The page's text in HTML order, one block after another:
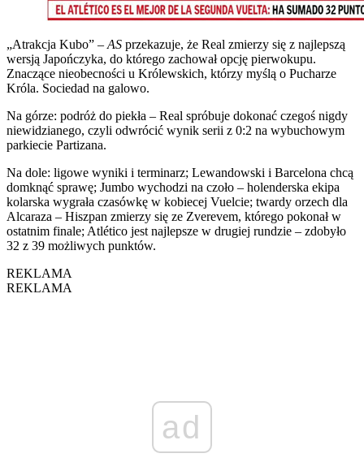
„Atrakcja Kubo” – AS przekazuje, że Real zmierzy się z najlepszą
wersją Japończyka, do którego zachował opcję pierwokupu.
Znaczące nieobecności u Królewskich, którzy myślą o Pucharze
Króla. Sociedad na galowo.
Na górze: podróż do piekła – Real spróbuje dokonać czegoś nigdy
niewidzianego, czyli odwrócić wynik serii z 0:2 na wybuchowym
parkiecie Partizana.
Na dole: ligowe wyniki i terminarz; Lewandowski i Barcelona chcą
domknąć sprawę; Jumbo wychodzi na czoło – holenderska ekipa
kolarska wygrała czasówkę w kobiecej Vuelcie; twardy orzech dla
Alcaraza – Hiszpan zmierzy się ze Zverevem, którego pokonał w
ostatnim finale; Atlético jest najlepsze w drugiej rundzie – zdobyło
32 z 39 możliwych punktów.
REKLAMA
REKLAMA
ad